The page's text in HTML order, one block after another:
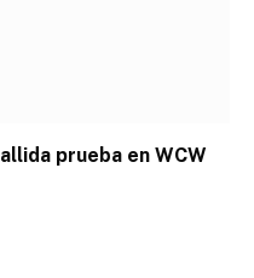
prueba en WCW